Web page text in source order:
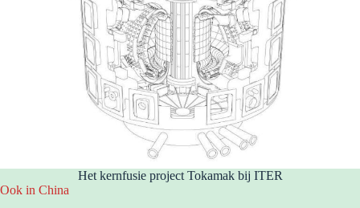
Het kernfusie project Tokamak bij ITER
Ook in China